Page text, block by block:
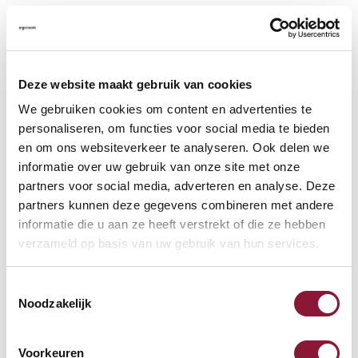
Deze website maakt gebruik van cookies
We gebruiken cookies om content en advertenties te
personaliseren, om functies voor social media te bieden
en om ons websiteverkeer te analyseren. Ook delen we
informatie over uw gebruik van onze site met onze
partners voor social media, adverteren en analyse. Deze
partners kunnen deze gegevens combineren met andere
informatie die u aan ze heeft verstrekt of die ze hebben
verzameld op basis van uw gebruik van hun services.
Noodzakelijk
Voorkeuren
Veelgestelde vragen
Vaak samen gekocht met
Purekeys medische muis
bedraad wit